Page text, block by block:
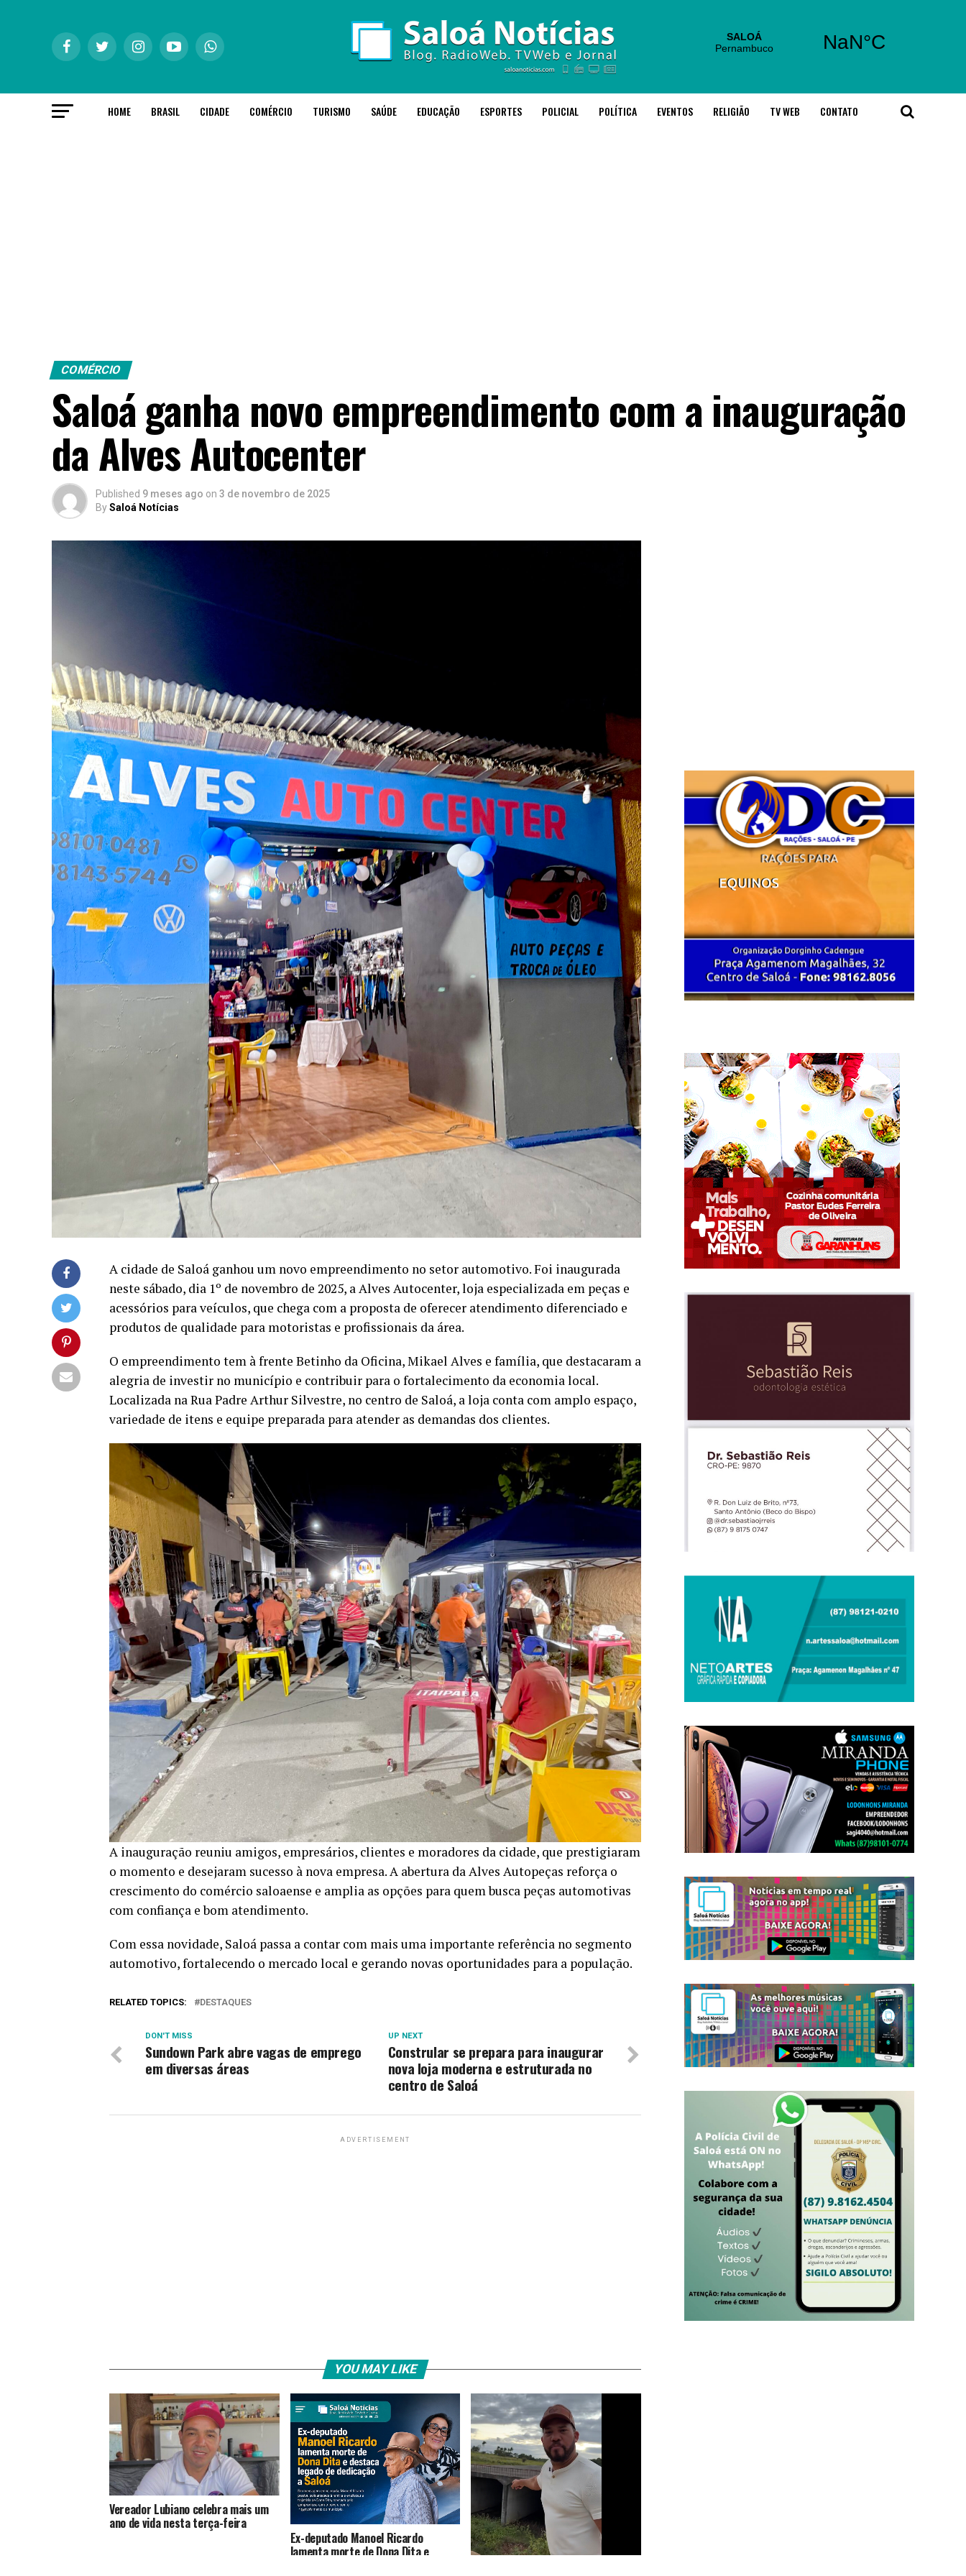
HOME BRASIL CIDADE COMÉRCIO TURISMO SAÚDE EDUCAÇÃO ESPORTES POLICIAL POLÍTICA EVENTOS RELIGIÃO TV WEB CONTATO
COMÉRCIO
Saloá ganha novo empreendimento com a inauguração
da Alves Autocenter
Published 9 meses ago on 3 de novembro de 2025
BySaloá Notícias
A cidade de Saloá ganhou um novo empreendimento no setor automotivo. Foi inaugurada
neste sábado, dia 1º de novembro de 2025, a Alves Autocenter, loja especializada em peças e
acessórios para veículos, que chega com a proposta de oferecer atendimento diferenciado e
produtos de qualidade para motoristas e profissionais da área.
O empreendimento tem à frente Betinho da Oficina, Mikael Alves e família, que destacaram a
alegria de investir no município e contribuir para o fortalecimento da economia local.
Localizada na Rua Padre Arthur Silvestre, no centro de Saloá, a loja conta com amplo espaço,
variedade de itens e equipe preparada para atender as demandas dos clientes.
A inauguração reuniu amigos, empresários, clientes e moradores da cidade, que prestigiaram
o momento e desejaram sucesso à nova empresa. A abertura da Alves Autopeças reforça o
crescimento do comércio saloaense e amplia as opções para quem busca peças automotivas
com confiança e bom atendimento.
Com essa novidade, Saloá passa a contar com mais uma importante referência no segmento
automotivo, fortalecendo o mercado local e gerando novas oportunidades para a população.
RELATED TOPICS: DESTAQUES
UP NEXT
Constrular se prepara para inaugurar
nova loja moderna e estruturada no
centro de Saloá
DON'T MISS
Sundown Park abre vagas de emprego
em diversas áreas
ADVERTISEMENT
YOU MAY LIKE
Vereador Lubiano celebra mais um
ano de vida nesta terça-feira
Ex-deputado Manoel Ricardo
lamenta morte de Dona Dita e